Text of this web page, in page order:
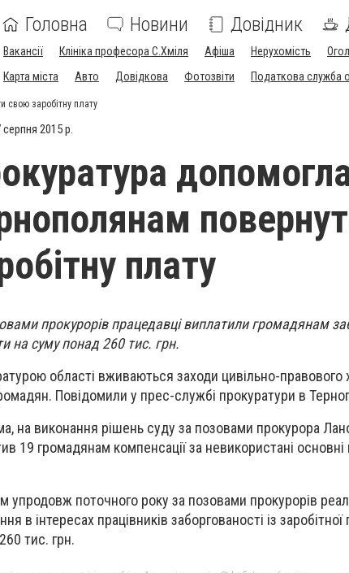
Головна Новини Довідник
Вакансії Клініка професора С.Хміля Афіша Нерухомість
Карта міста
Авто Довідкова Фотозвіти Податкова служба
свою заробітну плату
серпня 2015 р.
плату
прокурорів працедавці виплатили громадянам
на суму понад 260 тис. грн.
області вживаються заходи цивільно-
Повідомили у прес-службі прокуратури в
на виконання рішень суду за позовами прокурора
19 громадянам компенсації за невикористані основні
упродовж поточного року за позовами прокурорів
в інтересах працівників заборгованості із
тис. грн.